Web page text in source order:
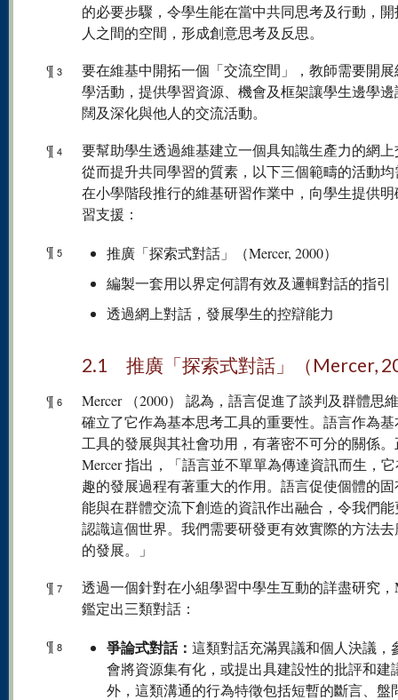
的必要步驟，令學生能在當中共同思考及行動，
人之間的空間，形成創意思考及反思。
¶ 3
要在維基中開拓一個「交流空間」，教師需要開
學活動，提供學習資源、機會及框架讓學生邊學
闊及深化與他人的交流活動。
¶ 4
要幫助學生透過維基建立一個具知識生產力的網
從而提升共同學習的質素，以下三個範疇的活動
在小學階段推行的維基研習作業中，向學生提供
習支援：
¶ 5
推廣「探索式對話」（Mercer, 2000）
編製一套用以界定何謂有效及邏輯對話的指引
透過網上對話，發展學生的控辯能力
2.1 推廣「探索式對話」（Mercer,
¶ 6
Mercer （2000） 認為，語言促進了談判及群體思
確立了它作為基本思考工具的重要性。語言作為
工具的發展與其社會功用，有著密不可分的關係。
Mercer 指出，「語言並不單單為傳達資訊而生，
趣的發展過程有著重大的作用。語言促使個體的
能與在群體交流下創造的資訊作出融合，令我們
認識這個世界。我們需要研發更有效實際的方法
的發展。」
¶ 7
透過一個針對在小組學習中學生互動的詳盡研究，
鑑定出三類對話：
¶ 8 爭論式對話： 這類對話充滿異議和個人決議，
會將資源集有化，或提出具建設性的批評和建
外，這類溝通的行為特徵包括短暫的斷言、盤